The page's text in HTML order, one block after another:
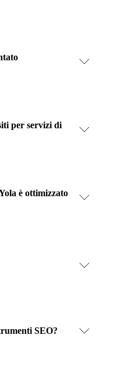
per servizi di
è ottimizzato
SEO?